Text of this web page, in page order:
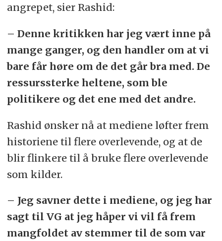
angrepet, sier Rashid:
– Denne kritikken har jeg vært inne på
mange ganger, og den handler om at vi
bare får høre om de det går bra med. De
ressurssterke heltene, som ble
politikere og det ene med det andre.
Rashid ønsker nå at mediene løfter frem
historiene til flere overlevende, og at de
blir flinkere til å bruke flere overlevende
som kilder.
– Jeg savner dette i mediene, og jeg har
sagt til VG at jeg håper vi vil få frem
mangfoldet av stemmer til de som var